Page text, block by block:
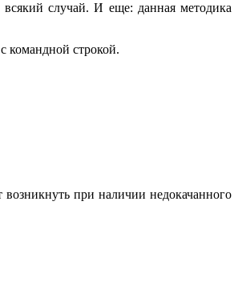
случай. И еще: данная методика
командной строкой.
при наличии недокачанного